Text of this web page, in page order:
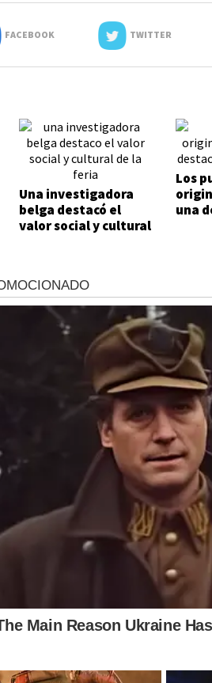
FACEBOOK TWITTER
Una investigadora
belga destacó el
valor social y cultural
Los
una